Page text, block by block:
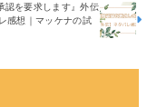
認を要求します』外伝
感想｜マッケナの試